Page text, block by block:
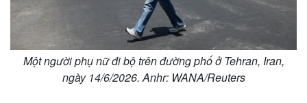
Quan sát
Cuộc sống đó đây
Multimedia
Video
Ảnh
E-Magazine
Một người phụ nữ đi bộ trên đường phố ở Tehran, Iran,
ngày 14/6/2026. Anhr: WANA/Reuters